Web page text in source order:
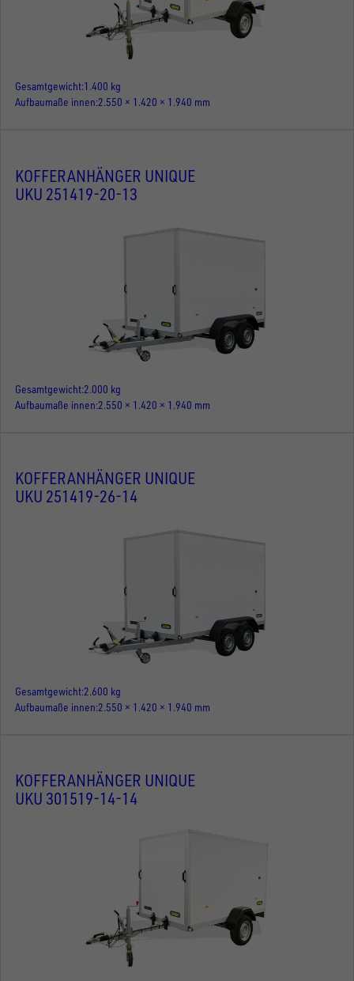
Gesamtgewicht 1.400 kg
Aufbaumaße innen 2.550 × 1.420 × 1.940 mm
KOFFERANHÄNGER UNIQUE
UKU 251419-20-13
Gesamtgewicht 2.000 kg
Aufbaumaße innen 2.550 × 1.420 × 1.940 mm
KOFFERANHÄNGER UNIQUE
UKU 251419-26-14
Gesamtgewicht 2.600 kg
Aufbaumaße innen 2.550 × 1.420 × 1.940 mm
KOFFERANHÄNGER UNIQUE
UKU 301519-14-14